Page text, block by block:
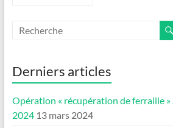
Derniers articles
Opération « récupération de ferraille
2024 13 mars 2024